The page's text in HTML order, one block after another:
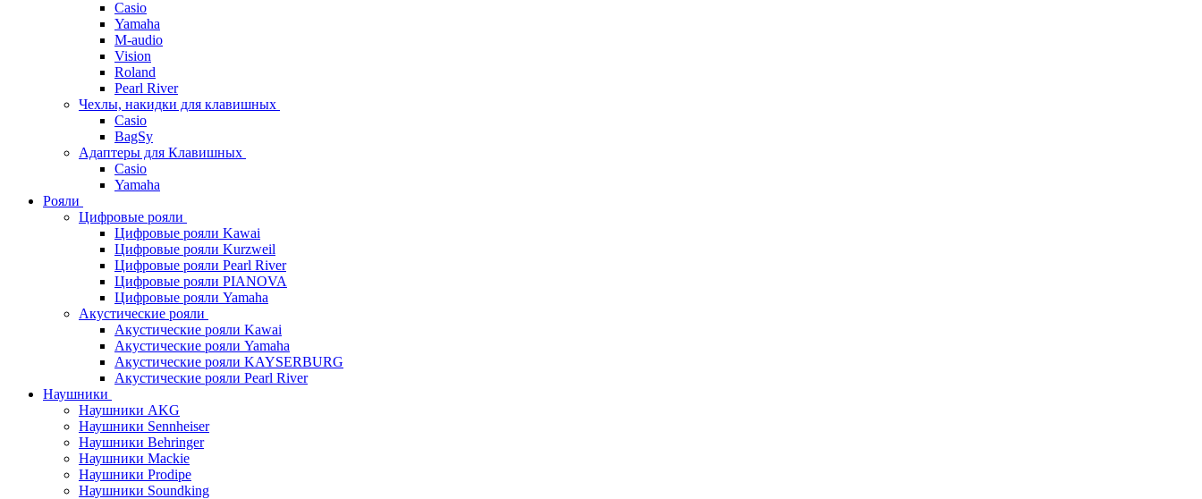
Casio
Yamaha
M-audio
Vision
Roland
Pearl River
Чехлы, накидки для клавишных
Casio
BagSy
Адаптеры для Клавишных
Casio
Yamaha
Рояли
Цифровые рояли
Цифровые рояли Kawai
Цифровые рояли Kurzweil
Цифровые рояли Pearl River
Цифровые рояли PIANOVA
Цифровые рояли Yamaha
Акустические рояли
Акустические рояли Kawai
Акустические рояли Yamaha
Акустические рояли KAYSERBURG
Акустические рояли Pearl River
Наушники
Наушники AKG
Наушники Sennheiser
Наушники Behringer
Наушники Mackie
Наушники Prodipe
Наушники Soundking